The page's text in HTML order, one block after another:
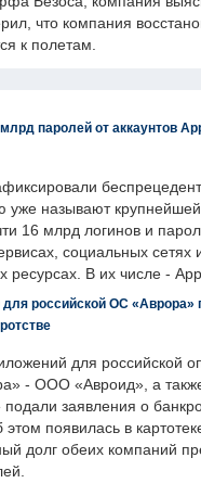
что компания
к полетам.
паролей от аккаунтов
уже называют
16 млрд логинов и
социальных сетях
ресурсах. В их числе -
для российской ОС «Аврора»
для российской
- ООО «Авроид», а
заявления о
появилась в
долг обеих компаний